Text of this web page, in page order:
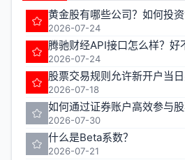
黄金股有哪些公司？如何投资
2026-07-24
腾驰财经API接口怎么样？好
2026-07-24
股票交易规则允许新开户当
2026-07-18
如何通过证券账户高效参与
2026-07-30
什么是Beta系数？
2026-07-21